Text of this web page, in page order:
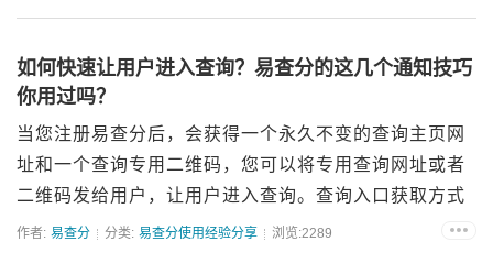
如何快速让用户进入查询？易查分的这几个通知技巧
你用过吗？
当您注册易查分后，会获得一个永久不变的查询主页网
址和一个查询专用二维码，您可以将专用查询网址或者
二维码发给用户，让用户进入查询。查询入口获取方式
手机版微信关注易查分官微公众号，点击底部菜单-登
作者: 易查分 分类: 易查分使用经验分享 浏览:2289